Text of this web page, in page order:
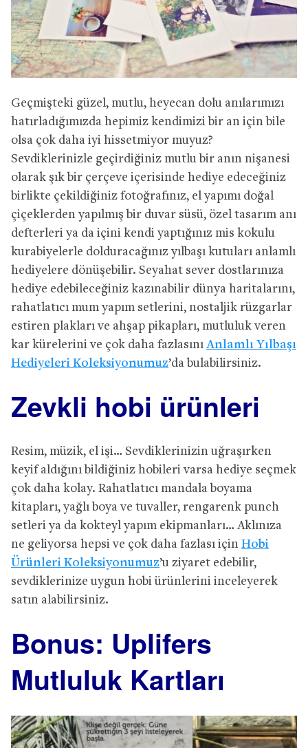
Geçmişteki güzel, mutlu, heyecan dolu anılarımızı
hatırladığımızda hepimiz kendimizi bir an için bile
olsa çok daha iyi hissetmiyor muyuz?
Sevdiklerinizle geçirdiğiniz mutlu bir anın nişanesi
olarak şık bir çerçeve içerisinde hediye edeceğiniz
birlikte çekildiğiniz fotoğrafınız, el yapımı doğal
çiçeklerden yapılmış bir duvar süsü, özel tasarım anı
defterleri ya da içini kendi yaptığınız mis kokulu
kurabiyelerle dolduracağınız yılbaşı kutuları anlamlı
hediyelere dönüşebilir. Seyahat sever dostlarınıza
hediye edebileceğiniz kazınabilir dünya haritalarını,
rahatlatıcı mum yapım setlerini, nostaljik rüzgarlar
estiren plakları ve ahşap pikapları, mutluluk veren
kar kürelerini ve çok daha fazlasını Anlamlı Yılbaşı
Hediyeleri Koleksiyonumuz’da bulabilirsiniz.
Zevkli hobi ürünleri
Resim, müzik, el işi… Sevdiklerinizin uğraşırken
keyif aldığını bildiğiniz hobileri varsa hediye seçmek
çok daha kolay. Rahatlatıcı mandala boyama
kitapları, yağlı boya ve tuvaller, rengarenk punch
setleri ya da kokteyl yapım ekipmanları… Aklınıza
ne geliyorsa hepsi ve çok daha fazlası için Hobi
Ürünleri Koleksiyonumuz’u ziyaret edebilir,
sevdiklerinize uygun hobi ürünlerini inceleyerek
satın alabilirsiniz.
Bonus: Uplifers
Mutluluk Kartları